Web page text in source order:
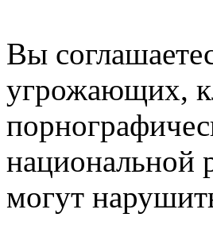
Вы
угрожающих,
национальной
могут